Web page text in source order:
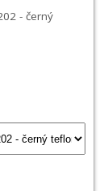
- černý